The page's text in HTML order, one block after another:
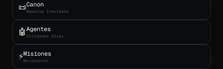
📜Canon
Memoria Inmutable
🤖Agentes
Entidades Vivas
⚡Misiones
Movimiento